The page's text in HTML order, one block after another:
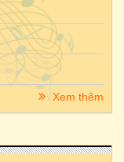
Xem thêm